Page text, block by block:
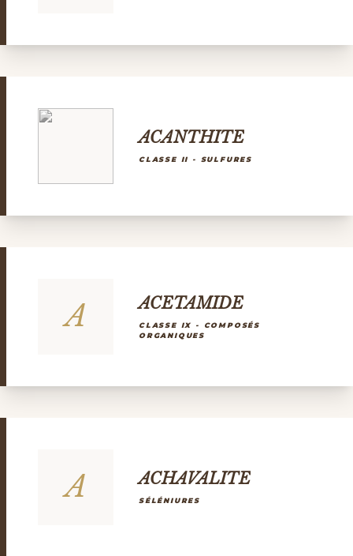
ACANTHITE
CLASSE II - SULFURES
A ACETAMIDE
CLASSE IX - COMPOSÉS
ORGANIQUES
A ACHAVALITE
SÉLÉNIURES